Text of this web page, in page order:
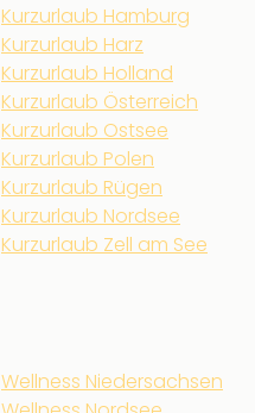
Kurzurlaub Hamburg
Kurzurlaub Harz
Kurzurlaub Holland
Kurzurlaub Österreich
Kurzurlaub Ostsee
Kurzurlaub Polen
Kurzurlaub Rügen
Kurzurlaub Nordsee
Kurzurlaub Zell am See
Wellness Niedersachsen